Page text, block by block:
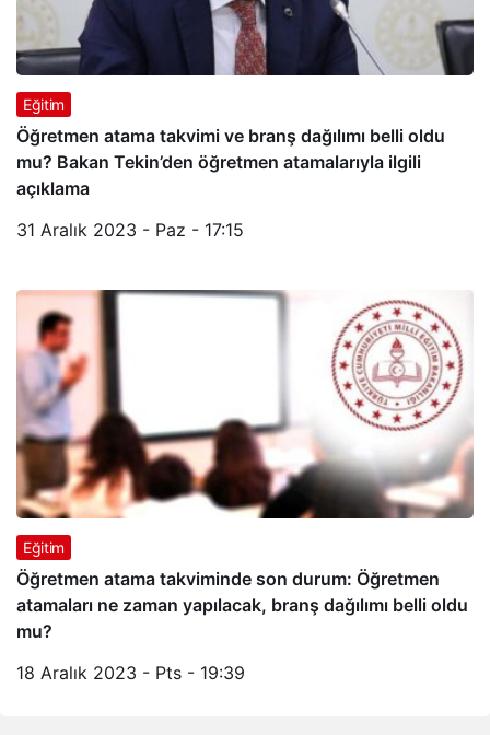
Eğitim
Öğretmen atama takvimi ve branş dağılımı belli oldu
mu? Bakan Tekin’den öğretmen atamalarıyla ilgili
açıklama
31 Aralık 2023 - Paz - 17:15
Eğitim
Öğretmen atama takviminde son durum: Öğretmen
atamaları ne zaman yapılacak, branş dağılımı belli oldu
mu?
18 Aralık 2023 - Pts - 19:39